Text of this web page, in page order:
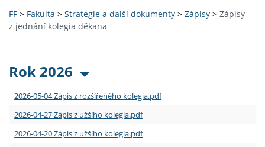
FF > Fakulta > Strategie a další dokumenty > Zápisy > Zápisy
z jednání kolegia děkana
Rok 2026
2026-05-04 Zápis z rozšířeného kolegia.pdf
2026-04-27 Zápis z užšího kolegia.pdf
2026-04-20 Zápis z užšího kolegia.pdf